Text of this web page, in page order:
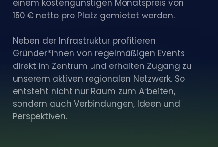
einem kostengünstigen Monatspreis von
150 € netto pro Platz gemietet werden.
Neben der Infrastruktur profitieren
Gründer*innen von regelmäßigen Events
direkt im Zentrum und erhalten Zugang zu
unserem aktiven regionalen Netzwerk. So
entsteht nicht nur Raum zum Arbeiten,
sondern auch Verbindungen, Ideen und
Perspektiven.